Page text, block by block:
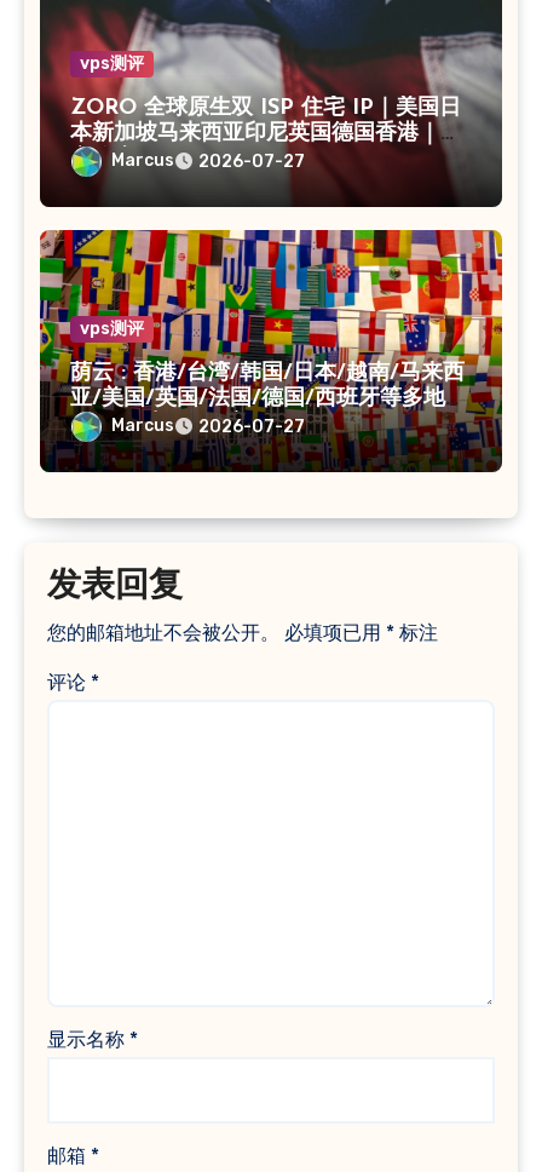
vps测评
ZORO 全球原生双 ISP 住宅 IP｜美国日
本新加坡马来西亚印尼英国德国香港｜独
享静态 IPv4
Marcus 2026-07-27
vps测评
荫云 : 香港/台湾/韩国/日本/越南/马来西
亚/美国/英国/法国/德国/西班牙等多地
VPS/原生IP /住宅IP/双ISP
Marcus 2026-07-27
发表回复
您的邮箱地址不会被公开。 必填项已用 * 标注
评论 *
显示名称 *
邮箱 *